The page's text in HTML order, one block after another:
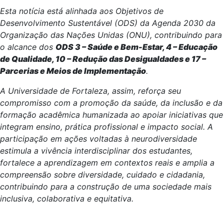
Esta notícia está alinhada aos Objetivos de
Desenvolvimento Sustentável (ODS) da Agenda 2030 da
Organização das Nações Unidas (ONU), contribuindo para
o alcance dos ODS 3 – Saúde e Bem-Estar, 4 – Educação
de Qualidade, 10 – Redução das Desigualdades e 17 –
Parcerias e Meios de Implementação.
A Universidade de Fortaleza, assim, reforça seu
compromisso com a promoção da saúde, da inclusão e da
formação acadêmica humanizada ao apoiar iniciativas que
integram ensino, prática profissional e impacto social. A
participação em ações voltadas à neurodiversidade
estimula a vivência interdisciplinar dos estudantes,
fortalece a aprendizagem em contextos reais e amplia a
compreensão sobre diversidade, cuidado e cidadania,
contribuindo para a construção de uma sociedade mais
inclusiva, colaborativa e equitativa.